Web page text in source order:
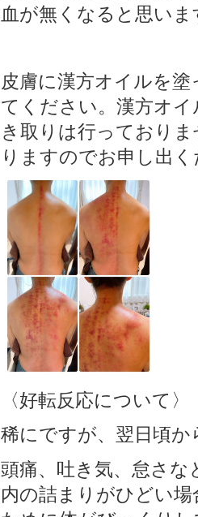
血が無くなると思いま
皮膚に漢方オイルを
てください。漢方オ
き取りは行っており
りますのでお申し出く
〈好転反応について〉
稀にですが、翌日頃か
頭痛、吐き気、怠さ
内の詰まりがひどい